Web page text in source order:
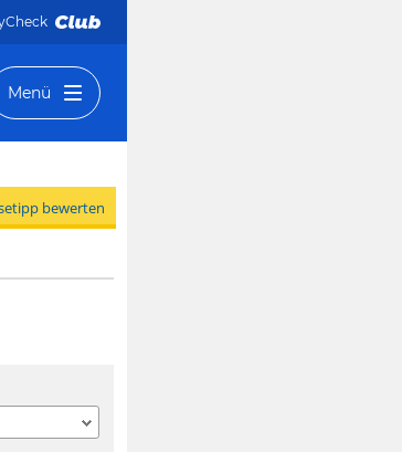
Menü
bewerten